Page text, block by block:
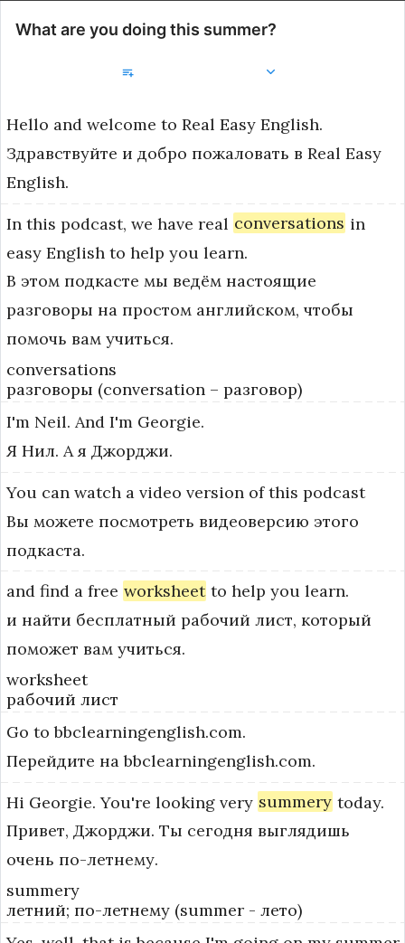
What are you doing this summer?
Добавить в библиотеку
Hello and welcome to Real Easy English.
Здравствуйте и добро пожаловать в Real Easy
English.
In this podcast, we have real conversations in
easy English to help you learn.
В этом подкасте мы ведём настоящие
разговоры на простом английском, чтобы
помочь вам учиться.
conversations
разговоры (conversation – разговор)
I'm Neil. And I'm Georgie.
Я Нил. А я Джорджи.
You can watch a video version of this podcast
Вы можете посмотреть видеоверсию этого
подкаста.
and find a free worksheet to help you learn.
и найти бесплатный рабочий лист, который
поможет вам учиться.
worksheet
рабочий лист
Go to bbclearningenglish.com.
Перейдите на bbclearningenglish.com.
Hi Georgie. You're looking very summery today.
Привет, Джорджи. Ты сегодня выглядишь
очень по-летнему.
summery
летний; по-летнему (summer - лето)